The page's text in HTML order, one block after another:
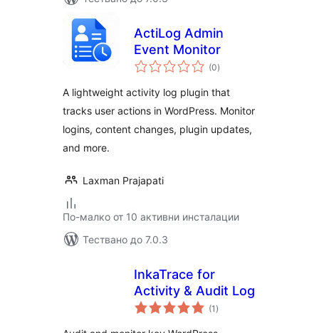
ActiLog Admin
Event Monitor
(0общо
оценки
)
A lightweight activity log plugin that
tracks user actions in WordPress. Monitor
logins, content changes, plugin updates,
and more.
Laxman Prajapati
По-малко от 10 активни инсталации
Тествано до 7.0.3
InkaTrace for
Activity & Audit Log
(1 общо
оценки
)